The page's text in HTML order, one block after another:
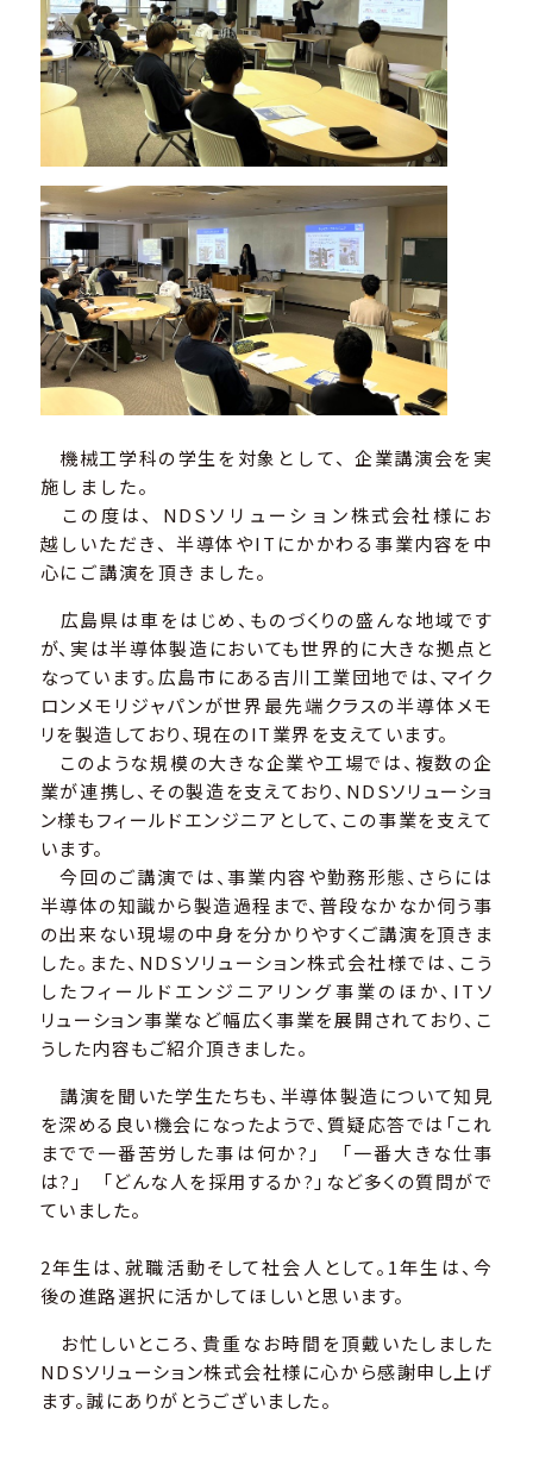
機械工学科の学生を対象として、企業講演会を実
施しました。
この度は、NDSソリューション株式会社様にお
越しいただき、半導体やITにかかわる事業内容を中
心にご講演を頂きました。
広島県は車をはじめ、ものづくりの盛んな地域です
が、実は半導体製造においても世界的に大きな拠点と
なっています。広島市にある吉川工業団地では、マイク
ロンメモリジャパンが世界最先端クラスの半導体メモ
リを製造しており、現在のIT業界を支えています。
このような規模の大きな企業や工場では、複数の企
業が連携し、その製造を支えており、NDSソリューショ
ン様もフィールドエンジニアとして、この事業を支えて
います。
今回のご講演では、事業内容や勤務形態、さらには
半導体の知識から製造過程まで、普段なかなか伺う事
の出来ない現場の中身を分かりやすくご講演を頂きま
した。また、NDSソリューション株式会社様では、こう
したフィールドエンジニアリング事業のほか、ITソ
リューション事業など幅広く事業を展開されており、こ
うした内容もご紹介頂きました。
講演を聞いた学生たちも、半導体製造について知見
を深める良い機会になったようで、質疑応答では「これ
までで一番苦労した事は何か?」 「一番大きな仕事
は?」 「どんな人を採用するか?」など多くの質問がで
ていました。
2年生は、就職活動そして社会人として。1年生は、今
後の進路選択に活かしてほしいと思います。
お忙しいところ、貴重なお時間を頂戴いたしました
NDSソリューション株式会社様に心から感謝申し上げ
ます。誠にありがとうございました。